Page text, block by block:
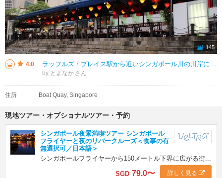
145
4.0 ラッフルズ・プレイス駅から近いシンガポール川の川岸に様々なレストランが並んでいて、メニューも大きく店外に表示されており活気がありました。 川岸で食事が出来るので夜の涼しい時間帯はおすすめです。 対岸はお店が無く、通る観
by とよなか
住所 Boat Quay, Singapore
現地ツアー・オプショナルツアー・予約
シンガポール夜景満喫ツアー シンガポール
フライヤーと夜のリバークルーズ＜食事の有
無選択可／日本語＞
シンガポールフライヤーから150メートル下界に広がる街...
SGD 79.0〜 詳しく見る